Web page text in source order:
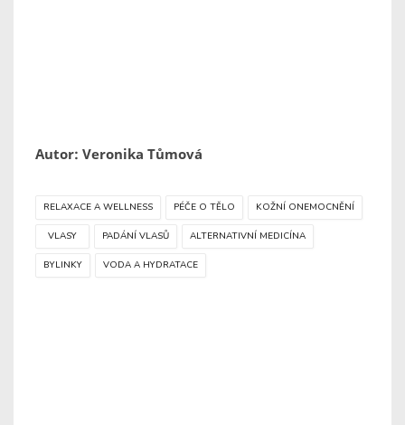
Autor: Veronika Tůmová
RELAXACE A WELLNESS PÉČE O TĚLO KOŽNÍ ONEMOCNĚNÍ
VLASY PADÁNÍ VLASŮ ALTERNATIVNÍ MEDICÍNA
BYLINKY VODA A HYDRATACE